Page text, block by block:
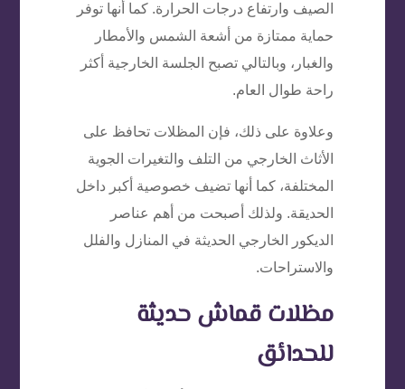
الصيف وارتفاع درجات الحرارة. كما أنها توفر
حماية ممتازة من أشعة الشمس والأمطار
والغبار، وبالتالي تصبح الجلسة الخارجية أكثر
راحة طوال العام.
وعلاوة على ذلك، فإن المظلات تحافظ على
الأثاث الخارجي من التلف والتغيرات الجوية
المختلفة، كما أنها تضيف خصوصية أكبر داخل
الحديقة. ولذلك أصبحت من أهم عناصر
الديكور الخارجي الحديثة في المنازل والفلل
والاستراحات.
مظلات قماش حديثة
للحدائق